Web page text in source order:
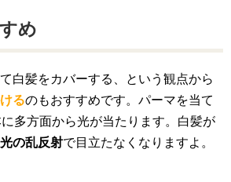
め
白髪をカバーする、という観点から
るのもおすすめです。パーマを当て
多方面から光が当たります。白髪が
光の乱反射で目立たなくなりますよ。